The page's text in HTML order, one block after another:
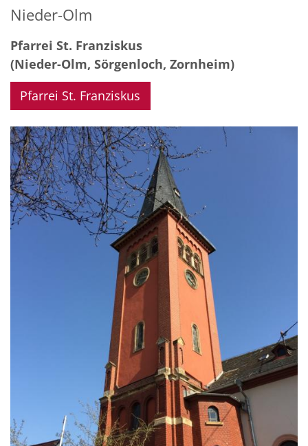
Nieder-Olm
Pfarrei St. Franziskus
(Nieder-Olm, Sörgenloch, Zornheim)
Pfarrei St. Franziskus